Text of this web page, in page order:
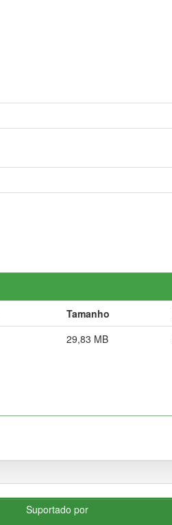
Tamanho
29,83 MB
Suportado por